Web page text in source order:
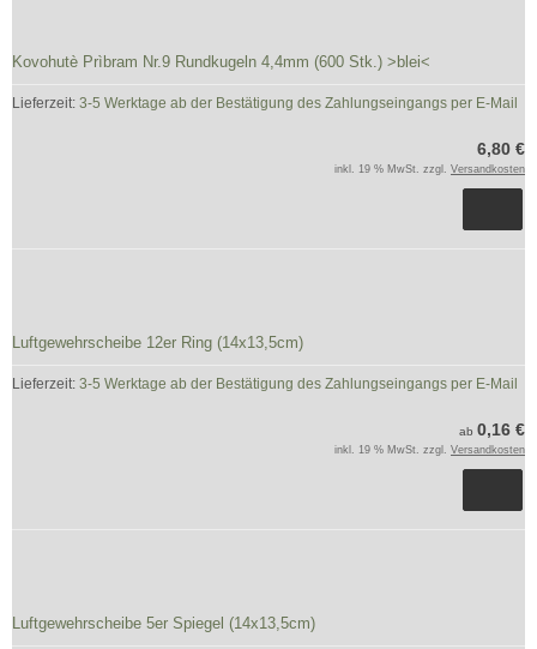
Kovohutè Prìbram Nr.9 Rundkugeln 4,4mm (600 Stk.) >blei<
Lieferzeit: 3-5 Werktage ab der Bestätigung des Zahlungseingangs per E-Mail
6,80 €
inkl. 19 % MwSt. zzgl. Versandkosten
Luftgewehrscheibe 12er Ring (14x13,5cm)
Lieferzeit: 3-5 Werktage ab der Bestätigung des Zahlungseingangs per E-Mail
ab 0,16 €
inkl. 19 % MwSt. zzgl. Versandkosten
Luftgewehrscheibe 5er Spiegel (14x13,5cm)